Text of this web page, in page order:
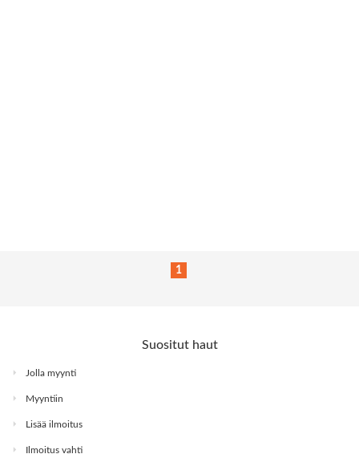
1
Suositut haut
Jolla myynti
Myyntiin
Lisää ilmoitus
Ilmoitus vahti